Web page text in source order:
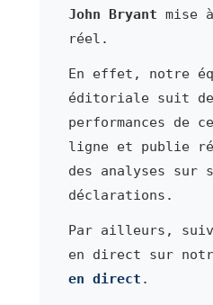
John Bryant mise
réel.
En effet, notre
éditoriale suit
performances de
ligne et publie
des analyses sur
déclarations.
Par ailleurs,
en direct sur
en direct .